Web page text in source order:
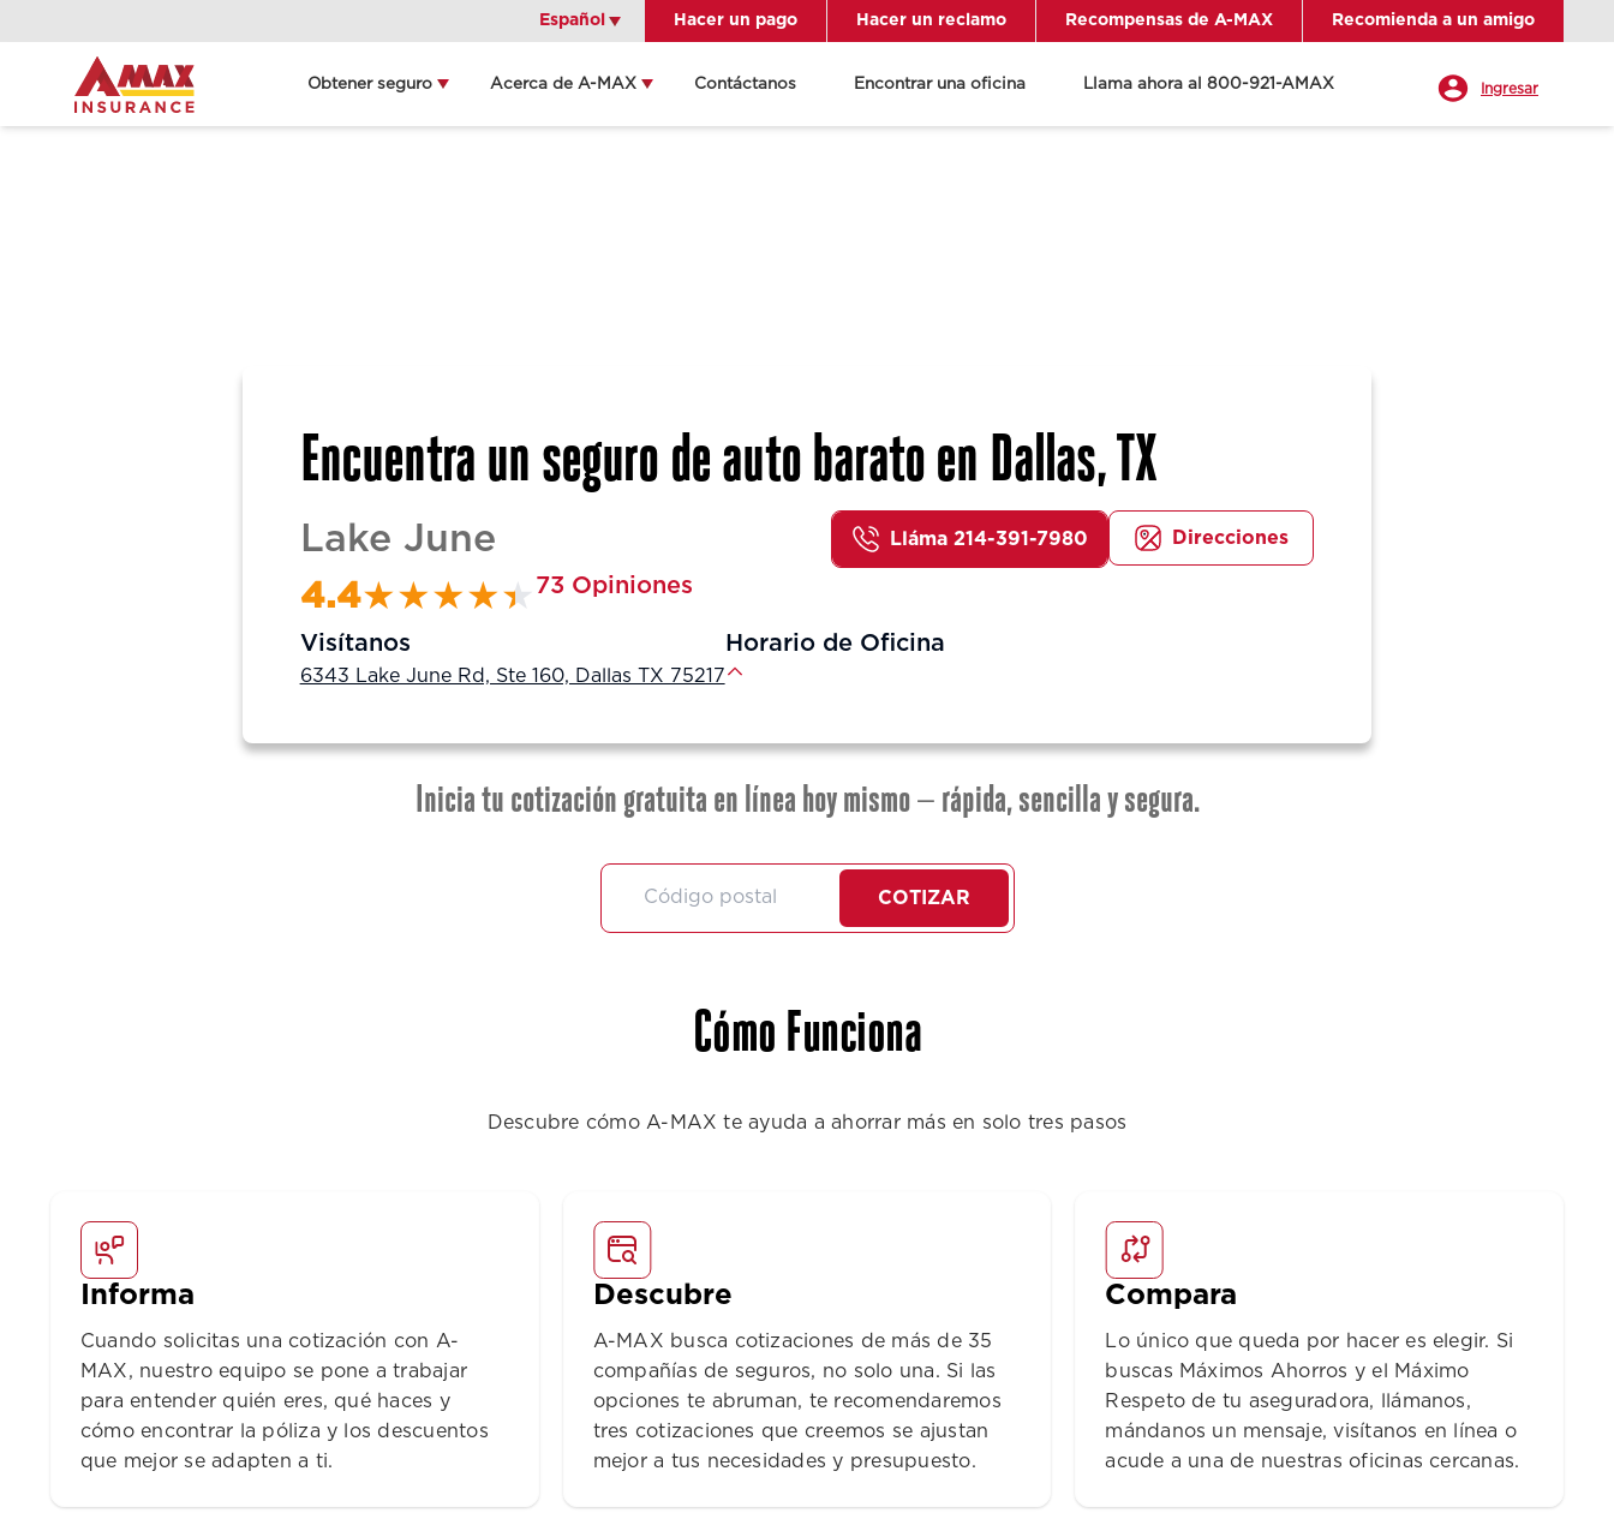
Español
Español Hacer un pago Hacer un reclamo Recompensas de A-MAX Recomienda a un amigo
Obtener seguro Acerca de A-MAX Contáctanos Encontrar una oficina Llama ahora al 800-921-AMAX Ingresar
Encuentra un seguro de auto barato en Dallas, TX
Lake June Lláma 214-391-7980 Direcciones
4.4 73 Opiniones
Visítanos
6343 Lake June Rd, Ste 160, Dallas TX 75217
Horario de Oficina
Inicia tu cotización gratuita en línea hoy mismo — rápida, sencilla y segura.
COTIZAR
Cómo Funciona
Descubre cómo A-MAX te ayuda a ahorrar más en solo tres pasos
Informa
Cuando solicitas una cotización con A-
MAX, nuestro equipo se pone a trabajar
para entender quién eres, qué haces y
cómo encontrar la póliza y los descuentos
que mejor se adapten a ti.
Descubre
A-MAX busca cotizaciones de más de 35
compañías de seguros, no solo una. Si las
opciones te abruman, te recomendaremos
tres cotizaciones que creemos se ajustan
mejor a tus necesidades y presupuesto.
Compara
Lo único que queda por hacer es elegir. Si
buscas Máximos Ahorros y el Máximo
Respeto de tu aseguradora, llámanos,
mándanos un mensaje, visítanos en línea o
acude a una de nuestras oficinas cercanas.